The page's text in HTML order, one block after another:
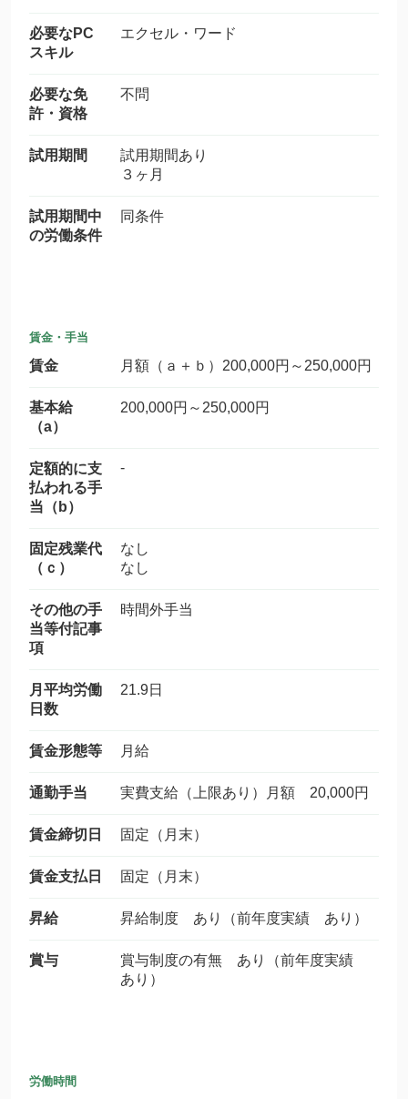
必要なPC
スキル
エクセル・ワード
必要な免
許・資格
不問
試用期間
試用期間あり
３ヶ月
試用期間中
の労働条件
同条件
賃金・手当
賃金 月額（ａ＋ｂ）200,000円～250,000円
基本給
（a）
200,000円～250,000円
定額的に支
払われる手
当（b）
-
固定残業代
（ｃ）
なし
なし
その他の手
当等付記事
項
時間外手当
月平均労働
日数
21.9日
賃金形態等 月給
通勤手当 実費支給（上限あり）月額 20,000円
賃金締切日 固定（月末）
賃金支払日 固定（月末）
昇給 昇給制度 あり（前年度実績 あり）
賞与
賞与制度の有無 あり（前年度実績
あり）
労働時間